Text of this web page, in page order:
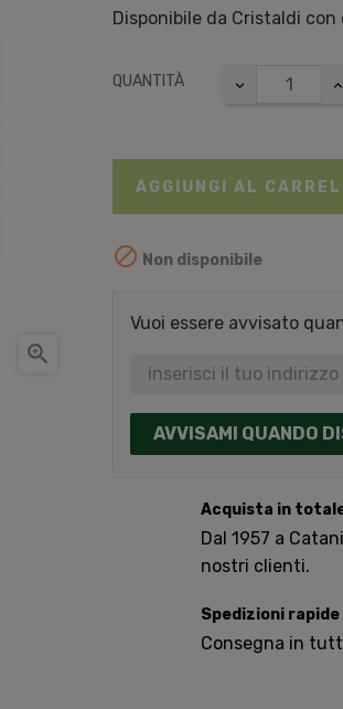

Disponibile da Cristaldi
QUANTITÀ
AGGIUNGI AL
 Non disponibile
Vuoi essere avvisato
AVVISAMI QUANDO
Acquista in
Dal 1957 a
nostri clienti.
Spedizioni rapide
Consegna in